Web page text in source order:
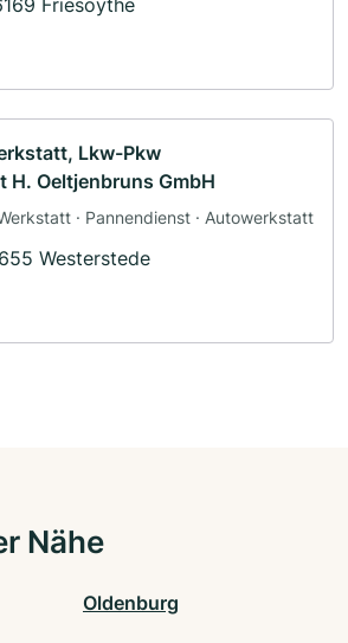
Friesoythe
Lkw-Pkw
H. Oeltjenbruns GmbH
· Pannendienst · Autowerkstatt
Westerstede
Nähe
Oldenburg